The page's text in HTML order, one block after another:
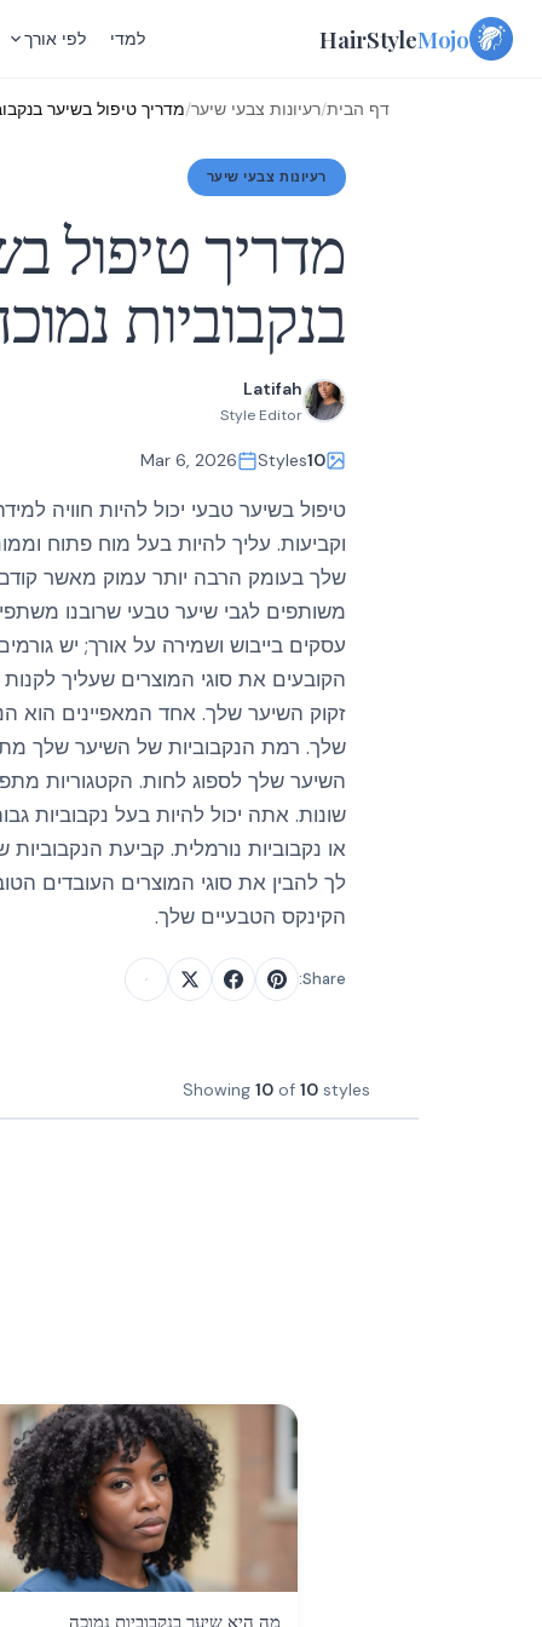
Skip
HairStyleMojo למדי לפי אורך
דף הבית/רעיונות צבעי שיער/מדריך טיפול בשיער
רעיונות צבעי שיער
מדריך טיפול
בנקבוביות
Latifah
Style Editor
10
Styles
Mar 6, 2026
טיפול בשיער טבעי יכול להיות חוויה
וקביעות. עליך להיות בעל מוח פתוח
שלך בעומק הרבה יותר עמוק מאשר
משותפים לגבי שיער טבעי שרובנו
עסקים בייבוש ושמירה על אורך; יש
הקובעים את סוגי המוצרים שעליך לקנות
זקוק השיער שלך. אחד המאפיינים הוא
שלך. רמת הנקבוביות של השיער שלך
השיער שלך לספוג לחות. הקטגוריות
שונות. אתה יכול להיות בעל נקבוביות
או נקבוביות נורמלית. קביעת
לך להבין את סוגי המוצרים העובדים
הקינקס הטבעיים שלך.
Share:
Showing 10 of 10 styles
מה היא שיער בנקבוביות נמוכה